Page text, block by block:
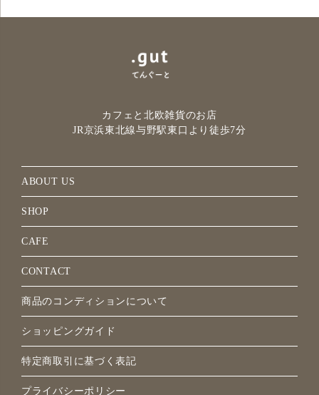
カフェと北欧雑貨のお店
JR京浜東北線与野駅東口より徒歩7分
ABOUT US
SHOP
CAFE
CONTACT
商品のコンディションについて
ショッピングガイド
特定商取引に基づく表記
プライバシーポリシー